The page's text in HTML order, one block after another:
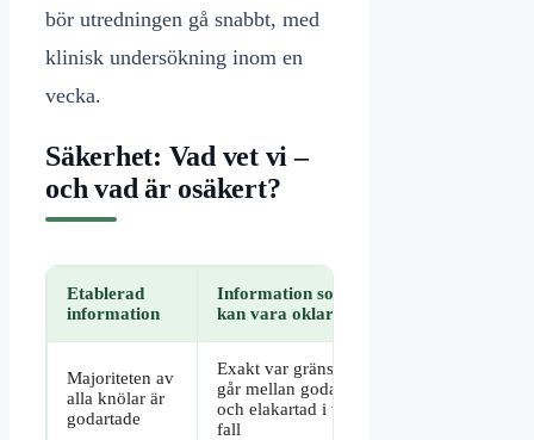
bör utredningen gå snabbt, med
klinisk undersökning inom en
vecka.
Säkerhet: Vad vet vi –
och vad är osäkert?
Etablerad
information
Information som
kan vara oklar
Majoriteten av
alla knölar är
godartade
Exakt var gränsen
går mellan godartad
och elakartad i vissa
fall